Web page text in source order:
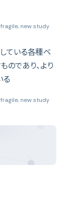
new study
ている各種ベ
のであり、より
る
new study